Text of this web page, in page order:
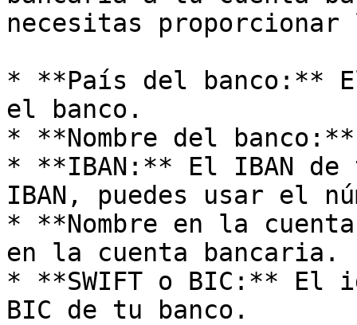
necesitas
* **País del banco:**
el banco.
* **Nombre del
* **IBAN:** El IBAN
IBAN, puedes usar el
* **Nombre en la
en la cuenta bancaria.
* **SWIFT o BIC:** El
BIC de tu banco.